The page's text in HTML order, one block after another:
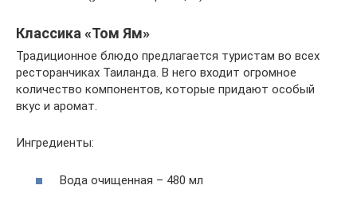
Классика «Том Ям»
Традиционное блюдо предлагается туристам во всех
ресторанчиках Таиланда. В него входит огромное
количество компонентов, которые придают особый
вкус и аромат.
Ингредиенты:
Вода очищенная – 480 мл